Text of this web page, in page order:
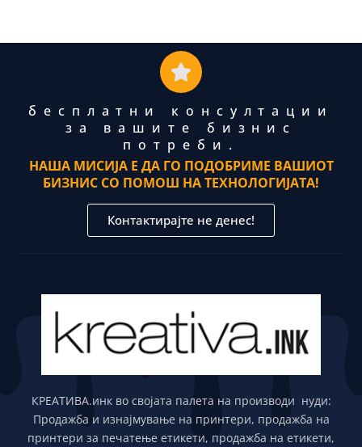
бесплатни консултации
за вашите бизнис
потреби.
НАША МИСИЈА Е ДА ГО ПОДОБРИМЕ ВАШИОТ
БИЗНИС СО ПОМОШ НА ТЕХНОЛОГИЈАТА!
Контактирајте не денес!
КРЕАТИВА.инк во својата палета на производи нуди:
Продажба и изнајмување на принтери, продажба на
принтери за печатење етикети, продажба на етикети,